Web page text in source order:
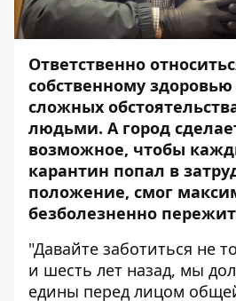
Ответственно
собственному
сложных
людьми. А город
возможное, чтобы
карантин попал в
положение, смог
безболезненно
"Давайте заботиться не
и шесть лет назад, мы
едины перед лицом